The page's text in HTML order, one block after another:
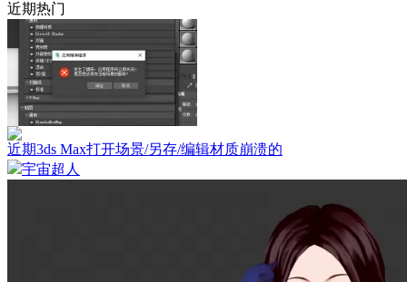
近期热门
近期3ds Max打开场景/另存/编辑材质崩溃的
宇宙超人